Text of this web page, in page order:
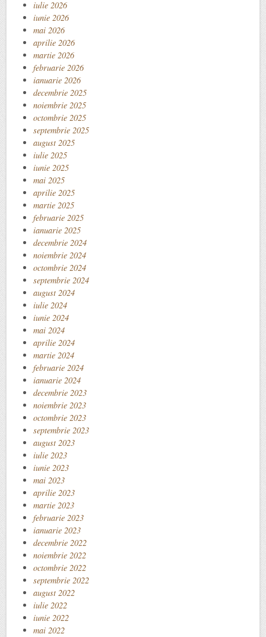
iulie 2026
iunie 2026
mai 2026
aprilie 2026
martie 2026
februarie 2026
ianuarie 2026
decembrie 2025
noiembrie 2025
octombrie 2025
septembrie 2025
august 2025
iulie 2025
iunie 2025
mai 2025
aprilie 2025
martie 2025
februarie 2025
ianuarie 2025
decembrie 2024
noiembrie 2024
octombrie 2024
septembrie 2024
august 2024
iulie 2024
iunie 2024
mai 2024
aprilie 2024
martie 2024
februarie 2024
ianuarie 2024
decembrie 2023
noiembrie 2023
octombrie 2023
septembrie 2023
august 2023
iulie 2023
iunie 2023
mai 2023
aprilie 2023
martie 2023
februarie 2023
ianuarie 2023
decembrie 2022
noiembrie 2022
octombrie 2022
septembrie 2022
august 2022
iulie 2022
iunie 2022
mai 2022